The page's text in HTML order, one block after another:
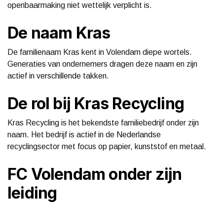
openbaarmaking niet wettelijk verplicht is.
De naam Kras
De familienaam Kras kent in Volendam diepe wortels.
Generaties van ondernemers dragen deze naam en zijn
actief in verschillende takken.
De rol bij Kras Recycling
Kras Recycling is het bekendste familiebedrijf onder zijn
naam. Het bedrijf is actief in de Nederlandse
recyclingsector met focus op papier, kunststof en metaal.
FC Volendam onder zijn
leiding